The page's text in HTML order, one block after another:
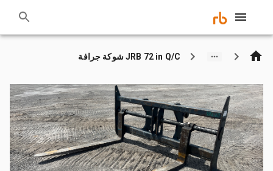
JRB 72 in Q/C شوكة جرافة